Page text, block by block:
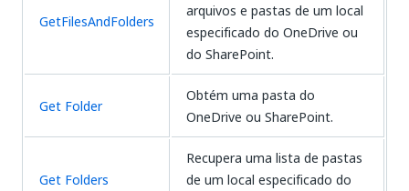
GetFilesAndFolders
arquivos e pastas de um local
especificado do OneDrive ou
do SharePoint.
Get Folder
Obtém uma pasta do
OneDrive ou SharePoint.
Get Folders
Recupera uma lista de pastas
de um local especificado do